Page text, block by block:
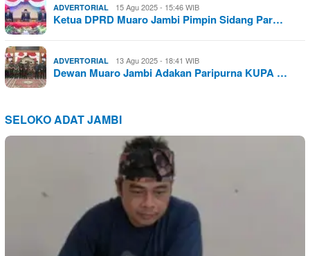
ADVERTORIAL 15 Agu 2025 - 15:46 WIB
Ketua DPRD Muaro Jambi Pimpin Sidang Par…
ADVERTORIAL 13 Agu 2025 - 18:41 WIB
Dewan Muaro Jambi Adakan Paripurna KUPA …
SELOKO ADAT JAMBI